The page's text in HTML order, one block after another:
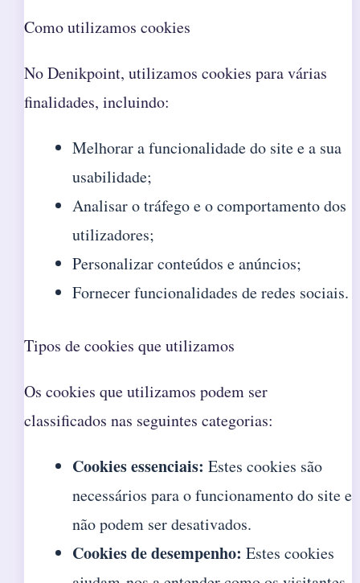
Como utilizamos cookies
No Denikpoint, utilizamos cookies para várias
finalidades, incluindo:
Melhorar a funcionalidade do site e a sua
usabilidade;
Analisar o tráfego e o comportamento dos
utilizadores;
Personalizar conteúdos e anúncios;
Fornecer funcionalidades de redes sociais.
Tipos de cookies que utilizamos
Os cookies que utilizamos podem ser
classificados nas seguintes categorias:
Cookies essenciais: Estes cookies são
necessários para o funcionamento do site e
não podem ser desativados.
Cookies de desempenho: Estes cookies